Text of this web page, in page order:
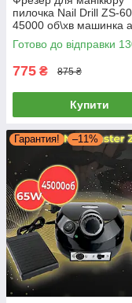
пилочка Nail Drill ZS-
45000 об\хв машинка
для нігтів насадки
ЗС 601
Готово до відправки
775 ₴ 875 ₴
Купити
Гарантия! –11%